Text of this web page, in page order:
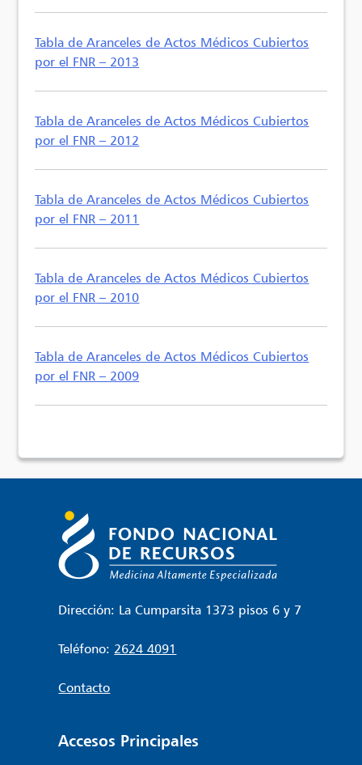
Tabla de Aranceles de Actos Médicos Cubiertos
por el FNR – 2013
Tabla de Aranceles de Actos Médicos Cubiertos
por el FNR – 2012
Tabla de Aranceles de Actos Médicos Cubiertos
por el FNR – 2011
Tabla de Aranceles de Actos Médicos Cubiertos
por el FNR – 2010
Tabla de Aranceles de Actos Médicos Cubiertos
por el FNR – 2009
Dirección: La Cumparsita 1373 pisos 6 y 7
Teléfono: 2624 4091
Contacto
Accesos Principales